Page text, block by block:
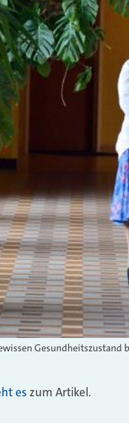
Gesundheitszustand
eszum Artikel.